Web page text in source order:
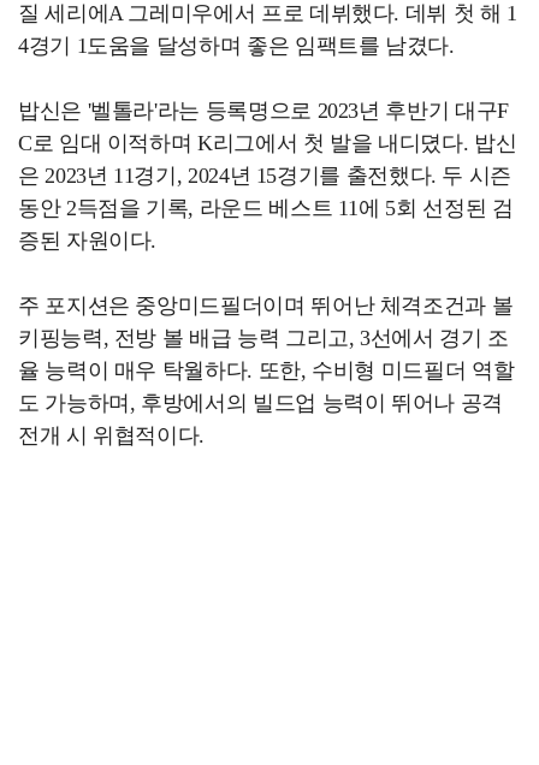
질 세리에A 그레미우에서 프로 데뷔했다. 데뷔 첫 해 1
4경기 1도움을 달성하며 좋은 임팩트를 남겼다.
밥신은 '벨톨라'라는 등록명으로 2023년 후반기 대구F
C로 임대 이적하며 K리그에서 첫 발을 내디뎠다. 밥신
은 2023년 11경기, 2024년 15경기를 출전했다. 두 시즌
동안 2득점을 기록, 라운드 베스트 11에 5회 선정된 검
증된 자원이다.
주 포지션은 중앙미드필더이며 뛰어난 체격조건과 볼
키핑능력, 전방 볼 배급 능력 그리고, 3선에서 경기 조
율 능력이 매우 탁월하다. 또한, 수비형 미드필더 역할
도 가능하며, 후방에서의 빌드업 능력이 뛰어나 공격
전개 시 위협적이다.